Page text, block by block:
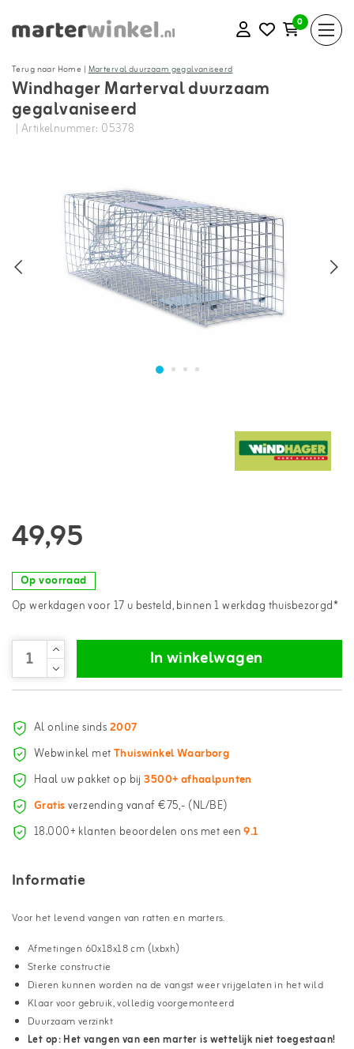
0
Terug naar Home |Marterval duurzaam gegalvaniseerd
Windhager Marterval duurzaam
gegalvaniseerd
| Artikelnummer: 05378
49,95
Op voorraad
Op werkdagen voor 17 u besteld, binnen 1 werkdag thuisbezorgd*
In winkelwagen
Al online sinds2007
Webwinkel metThuiswinkel Waarborg
Haal uw pakket op bij3500+ afhaalpunten
Gratisverzending vanaf €75,- (NL/BE)
18.000+ klanten beoordelen ons met een9.1
Informatie
Voor het levend vangen van ratten en marters.
Afmetingen 60x18x18 cm (lxbxh)
Sterke constructie
Dieren kunnen worden na de vangst weer vrijgelaten in het wild
Klaar voor gebruik, volledig voorgemonteerd
Duurzaam verzinkt
Let op: Het vangen van een marter is wettelijk niet toegestaan!